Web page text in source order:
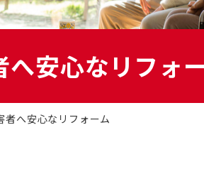
エクステリアリフォーム
バリアフリー
空き家・空き室の活用
安心なリフォ
者へ安心なリフォーム